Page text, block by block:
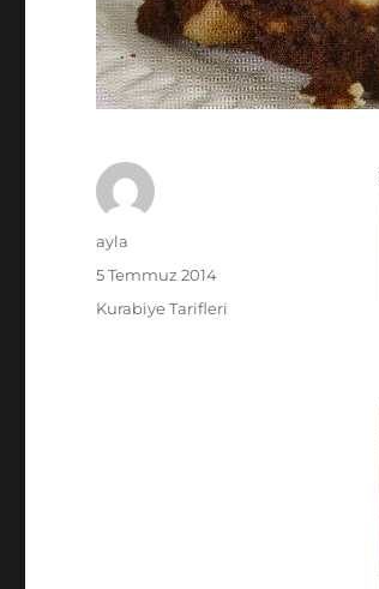
Yazar
ayla
Yayın
tarihi
5 Temmuz 2014
Kategoriler
Kurabiye Tarifleri